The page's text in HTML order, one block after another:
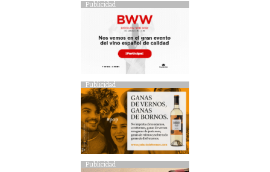
Publicidad
Publicidad
Publicidad